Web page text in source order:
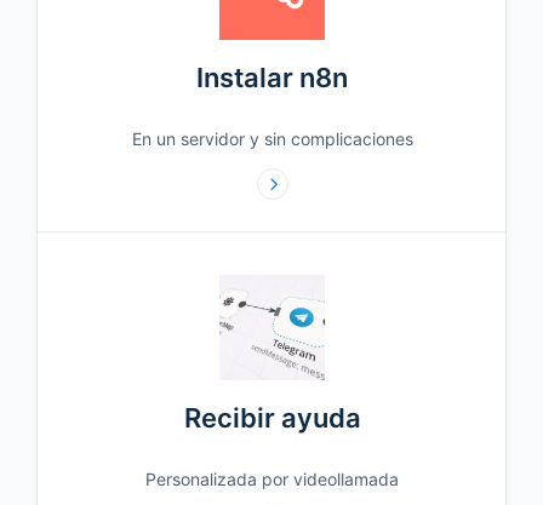
Instalar n8n
En un servidor y sin complicaciones
Recibir ayuda
Personalizada por videollamada